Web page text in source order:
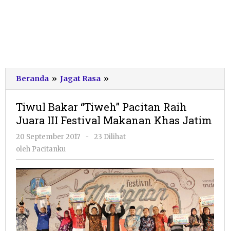
Beranda » Jagat Rasa »
Bakar
Pacitan
Raih
Juara
Khas
Jatim
Tiwul Bakar “Tiweh” Pacitan Raih
Juara III Festival Makanan Khas Jatim
20 September 2017
oleh
-
23 Dilihat
oleh Pacitanku